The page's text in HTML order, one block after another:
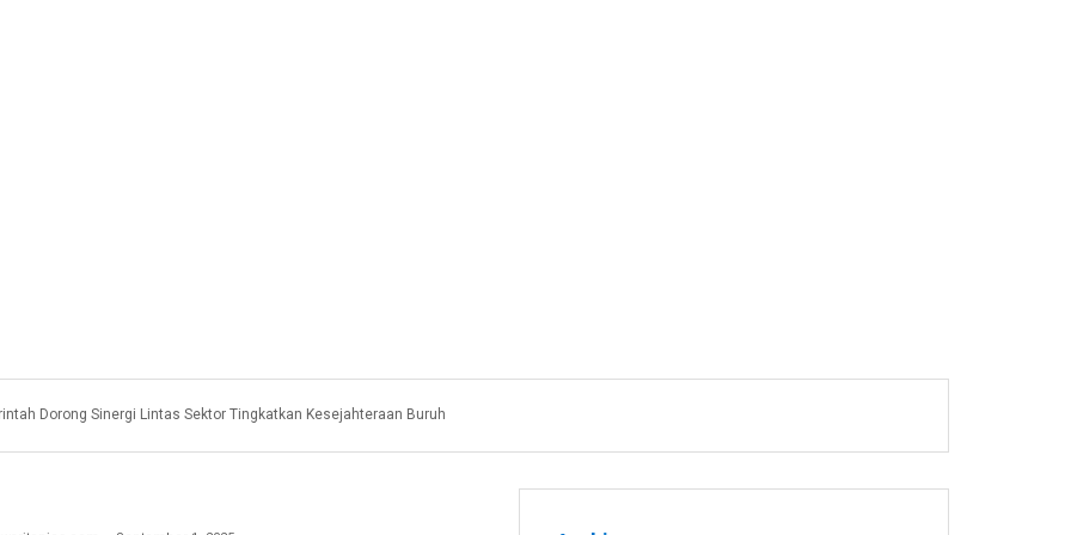
Dorong Sinergi Lintas Sektor Tingkatkan Kesejahteraan Buruh